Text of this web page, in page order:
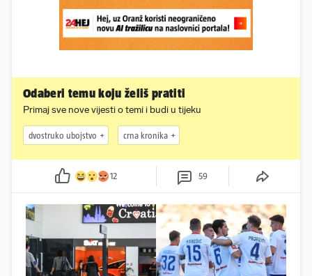
Odaberi temu koju želiš pratiti
Primaj sve nove vijesti o temi i budi u tijeku
dvostruko ubojstvo crna kronika
12 59